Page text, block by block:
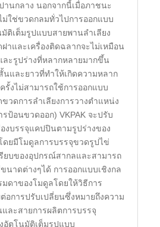
านกลาง นอกจากนี้เมื่อภาชนะ
ใช่ขวดกลมทั่วไปการออกแบบ
ติเต็มรูปแบบสายพานลำเลียง
ฝาและเครื่องติดฉลากจะไม่เหมือน
ะรูปร่างที่หลากหลายมากขึ้น
และยาวที่ทำให้เกิดความหลาก
งไม่สามารถใช้การออกแบบ
วดการลำเลียงการวางตำแหน่ง
ป้อนขวดออก) VKPAK จะปรับ
งบรรจุแคปปินตามรูปร่างของ
ยมีโมดูลการบรรจุขวดรูปไข่
ยบของอุปกรณ์สากลและสามารถ
นาดต่างๆได้ การออกแบบเชิงกล
ดาของโมดูลโดยให้วิธีการ
อการปรับเปลี่ยนซึ่งหมายถึงความ
ละสายการผลิตการบรรจุ
อัตโนมัติเต็มรูปแบบ